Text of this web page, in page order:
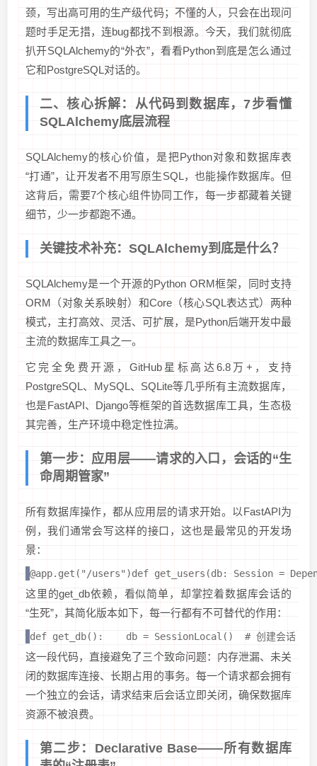
颈，写出高可用的生产级代码；不懂的人，只会在出现问
题时手足无措，连bug都找不到根源。今天，我们就彻底
扒开SQLAlchemy的“外衣”，看看Python到底是怎么通过
它和PostgreSQL对话的。
二、核心拆解：从代码到数据库，7步看懂
SQLAlchemy底层流程
SQLAlchemy的核心价值，是把Python对象和数据库表
“打通”，让开发者不用写原生SQL，也能操作数据库。但
这背后，需要7个核心组件协同工作，每一步都藏着关键
细节，少一步都跑不通。
关键技术补充：SQLAlchemy到底是什么？
SQLAlchemy是一个开源的Python ORM框架，同时支持
ORM（对象关系映射）和Core（核心SQL表达式）两种
模式，主打高效、灵活、可扩展，是Python后端开发中最
主流的数据库工具之一。
它完全免费开源，GitHub星标高达6.8万+，支持
PostgreSQL、MySQL、SQLite等几乎所有主流数据库，
也是FastAPI、Django等框架的首选数据库工具，生态极
其完善，生产环境中稳定性拉满。
第一步：应用层——请求的入口，会话的“生
命周期管家”
所有数据库操作，都从应用层的请求开始。以FastAPI为
例，我们通常会写这样的接口，这也是最常见的开发场
景：
@app.get("/users")def get_users(db: Session =
这里的get_db依赖，看似简单，却掌控着数据库会话的
“生死”，其简化版本如下，每一行都有不可替代的作用：
def get_db():    db = SessionLocal()  # 创建会话
这一段代码，直接避免了三个致命问题：内存泄漏、未关
闭的数据库连接、长期占用的事务。每一个请求都会拥有
一个独立的会话，请求结束后会话立即关闭，确保数据库
资源不被浪费。
第二步：Declarative Base——所有数据库